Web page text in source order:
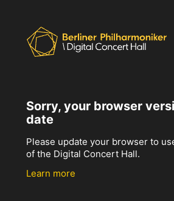
Sorry, your browser
date
Please update your browser to
of the Digital Concert Hall.
Learn more